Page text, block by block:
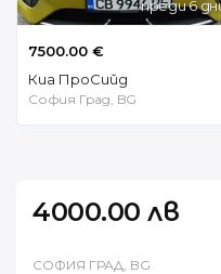
преди 6
7500.00 €
Киа ПроСийд
София Град, BG
4000.00 лв
СОФИЯ ГРАД, BG